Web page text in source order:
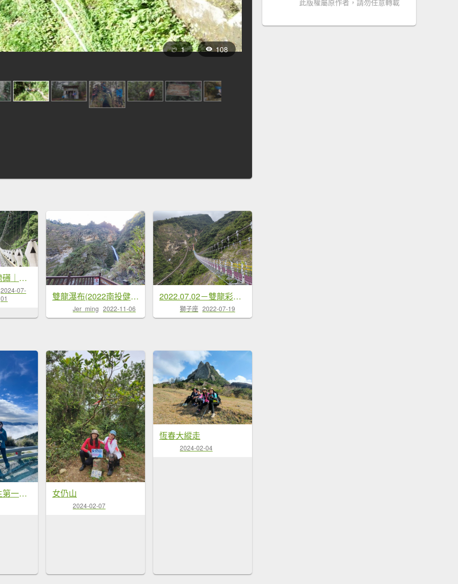
1 108
《南投》氣勢磅礡｜信義雙龍瀑布七彩吊橋20240701
2024-07-
01
雙龍瀑布(2022南投健行節)
Jer_ming 2022-11-06
2022.07.02－雙龍彩虹吊橋
獅子座 2022-07-19
帶好友完成人生第一座初百岳（關山嶺山） 女仍山
2024-02-07
恆春大縱走
2024-02-04
此版權屬原作者，請勿任意轉載